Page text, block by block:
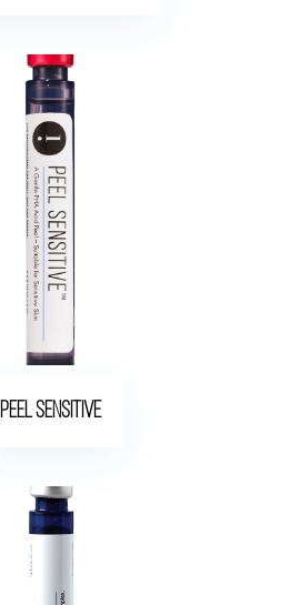
Peel Sensitive